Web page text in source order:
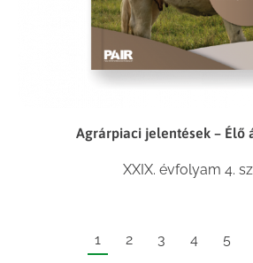
Agrárpiaci jelentések – Élő
XXIX. évfolyam 4.
1 2 3 4 5